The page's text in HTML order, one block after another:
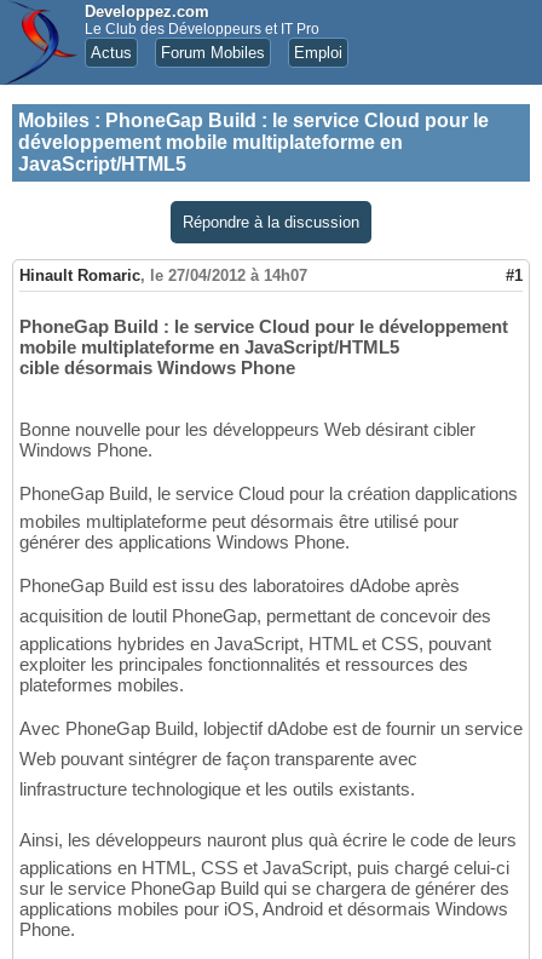
Developpez.com
Le Club des Développeurs et IT Pro
Actus Forum Mobiles Emploi
Mobiles : PhoneGap Build : le service Cloud pour le
développement mobile multiplateforme en
JavaScript/HTML5
Répondre à la discussion
Hinault Romaric, le 27/04/2012 à 14h07 #1
PhoneGap Build : le service Cloud pour le développement
mobile multiplateforme en JavaScript/HTML5
cible désormais Windows Phone
Bonne nouvelle pour les développeurs Web désirant cibler
Windows Phone.
PhoneGap Build, le service Cloud pour la création dapplications
mobiles multiplateforme peut désormais être utilisé pour
générer des applications Windows Phone.
PhoneGap Build est issu des laboratoires dAdobe après
acquisition de loutil PhoneGap, permettant de concevoir des
applications hybrides en JavaScript, HTML et CSS, pouvant
exploiter les principales fonctionnalités et ressources des
plateformes mobiles.
Avec PhoneGap Build, lobjectif dAdobe est de fournir un service
Web pouvant sintégrer de façon transparente avec
linfrastructure technologique et les outils existants.
Ainsi, les développeurs nauront plus quà écrire le code de leurs
applications en HTML, CSS et JavaScript, puis chargé celui-ci
sur le service PhoneGap Build qui se chargera de générer des
applications mobiles pour iOS, Android et désormais Windows
Phone.